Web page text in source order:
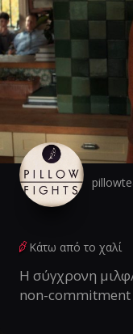
Κάτω από το χαλί
Η σύγχρονη
non-commitment